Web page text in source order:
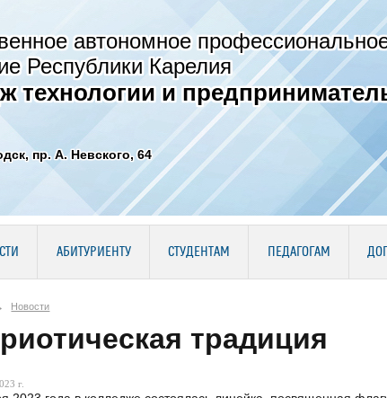
автономное
Республики Карелия
технологии и
пр. А. Невского, 64
АБИТУРИЕНТУ СТУДЕНТАМ ПЕДАГОГАМ
Новости
традиция
г.